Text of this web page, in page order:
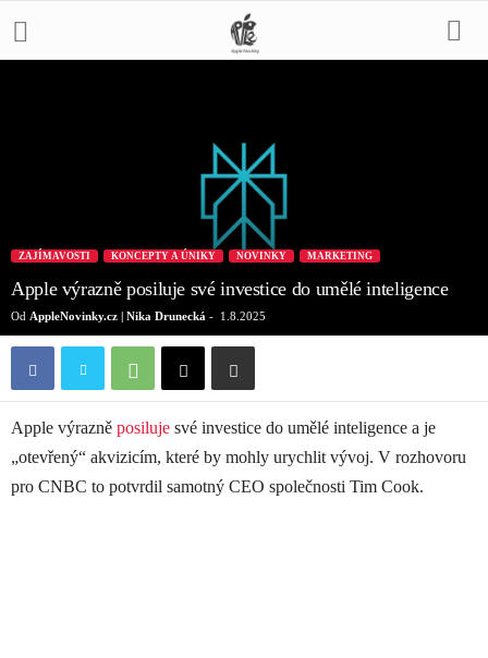
ZAJÍMAVOSTI KONCEPTY A ÚNIKY NOVINKY MARKETING
Apple výrazně posiluje své investice do umělé inteligence
Od AppleNovinky.cz | Nika Drunecká - 1.8.2025
Apple výrazně posiluje své investice do umělé inteligence a je
„otevřený“ akvizicím, které by mohly urychlit vývoj. V rozhovoru
pro CNBC to potvrdil samotný CEO společnosti Tim Cook.